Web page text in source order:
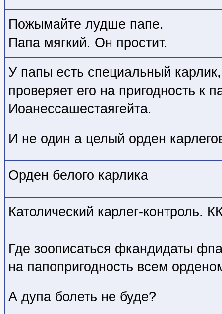
Пожымайте лудше папе.
Папа мягкий. Он простит.
У папы есть специальный
проверяет его на пригодность к
Иоанессашестаягейта.
И не один а целый орден
Орден белого карлика
Католический карлег-контроль.
Где зоописаться фкандидаты
на папопригодность всем
А дупа болеть не буде?